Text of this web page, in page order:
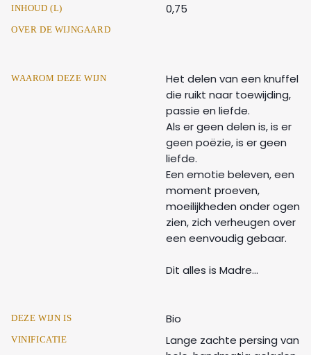
INHOUD (L) 0,75
OVER DE WIJNGAARD
WAAROM DEZE WIJN
Het delen van een knuffel
die ruikt naar toewijding,
passie en liefde.
Als er geen delen is, is er
geen poëzie, is er geen
liefde.
Een emotie beleven, een
moment proeven,
moeilijkheden onder ogen
zien, zich verheugen over
een eenvoudig gebaar.
Dit alles is Madre...
DEZE WIJN IS Bio
VINIFICATIE
Lange zachte persing van